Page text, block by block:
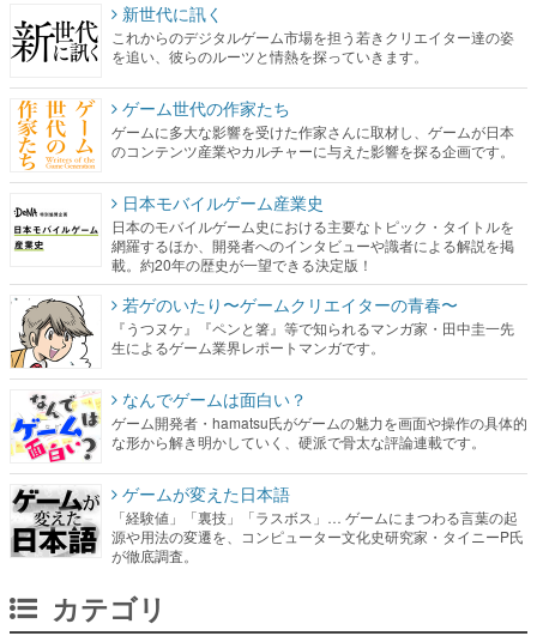
新世代に訊く
これからのデジタルゲーム市場を担う若きクリエイター達の姿
を追い、彼らのルーツと情熱を探っていきます。
ゲーム世代の作家たち
ゲームに多大な影響を受けた作家さんに取材し、ゲームが日本
のコンテンツ産業やカルチャーに与えた影響を探る企画です。
日本モバイルゲーム産業史
日本のモバイルゲーム史における主要なトピック・タイトルを
網羅するほか、開発者へのインタビューや識者による解説を掲
載。約20年の歴史が一望できる決定版！
若ゲのいたり〜ゲームクリエイターの青春〜
『うつヌケ』『ペンと箸』等で知られるマンガ家・田中圭一先
生によるゲーム業界レポートマンガです。
なんでゲームは面白い？
ゲーム開発者・hamatsu氏がゲームの魅力を画面や操作の具体的
な形から解き明かしていく、硬派で骨太な評論連載です。
ゲームが変えた日本語
「経験値」「裏技」「ラスボス」… ゲームにまつわる言葉の起
源や用法の変遷を、コンピューター文化史研究家・タイニーP氏
が徹底調査。
カテゴリ